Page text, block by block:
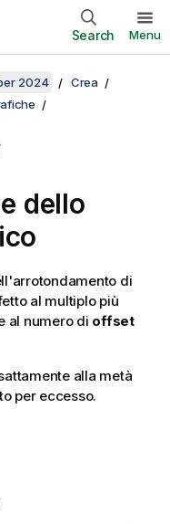
Search Menu
2024
Crea
dello
di
al multiplo più
al numero di offset
alla metà
per eccesso.